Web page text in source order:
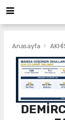
Anasayfa